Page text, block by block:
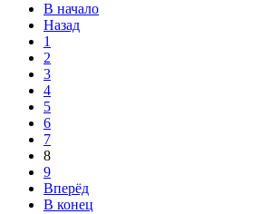
В начало
Назад
1
2
3
4
5
6
7
8
9
Вперёд
В конец